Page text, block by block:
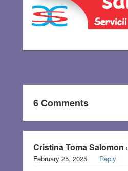
6 Comments
Cristina Toma Salomon
February 25, 2025
Reply